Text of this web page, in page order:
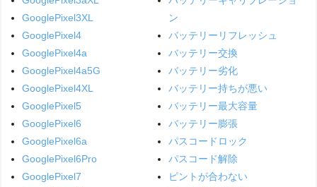
GooglePixel3XL
GooglePixel4
GooglePixel4a
GooglePixel4a5G
GooglePixel4XL
GooglePixel5
GooglePixel6
GooglePixel6a
GooglePixel6Pro
GooglePixel7
ン
バッテリーリフレッシュ
バッテリー交換
バッテリー劣化
バッテリー持ちが悪い
バッテリー最大容量
バッテリー膨張
パスコードロック
パスコード解除
ピントが合わない